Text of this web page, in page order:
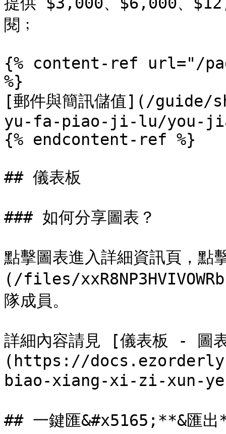
閱﹔
{% content-ref url="/
%}
[郵件與簡訊儲值](/
yu-fa-piao-ji-lu/you-
{% endcontent-ref %}
## 儀表板
### 如何分享圖表？
點擊圖表進入詳細資訊頁，
(/files/
隊成員。
詳細內容請見 [儀表板 - 圖
(https://
biao-xiang-xi-zi-xun-
## 一鍵匯&#x5165;**&匯